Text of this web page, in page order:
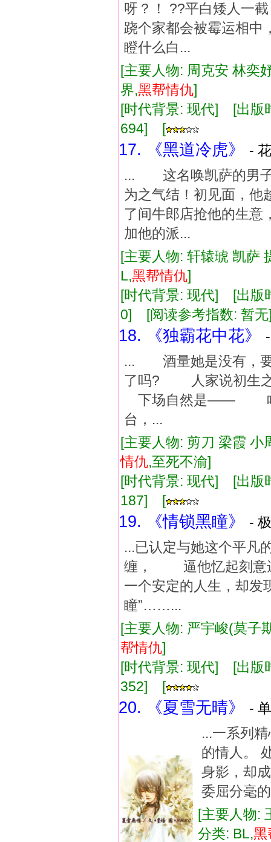
呀？！ ??平白矮人一
跷个家都会被霉运相中
瞪什么白...
[主要人物: 周克安 林
界,黑帮情仇]
[时代背景: 现代] [出
694] [
17. 《黑道冷虎》
-
... 这名唤凯萨的男子
为之气结！初见面，他
了间牛郎店抢他的生意
加他的派...
[主要人物: 轩辕琥 凯
L,黑帮情仇]
[时代背景: 现代] [出
0] [阅读参考指数: 暂无
18. 《独霸花中花》
... 酒量她是没有，
了吗? 人家说初生
下场自然是—— 啥
台，...
[主要人物: 剪刀 梁霞
情仇,至死不渝]
[时代背景: 现代] [出
187] [
19. 《情锁黑瞳》
-
...已认定与她这个平
缠， 逼他忆起刻意
一个安定的人生，却
瞳”……...
[主要人物: 严宇峻(莫
帮情仇]
[时代背景: 现代] [出
352] [
20. 《夏雪无晴》
-
...一系列
的情人。
身影，却
委屈分毫
[主要人物:
分类: BL,黑